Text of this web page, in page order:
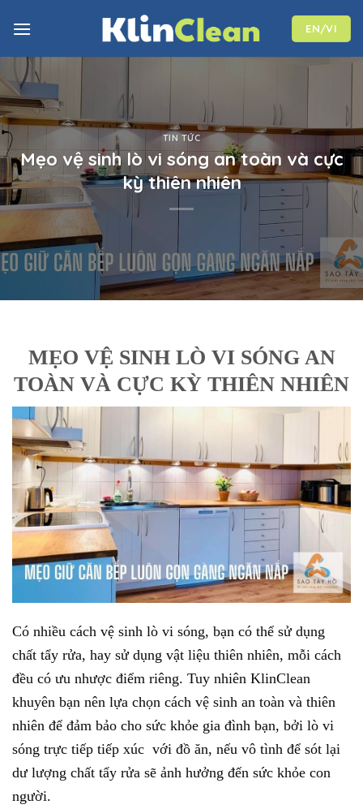
EN/VI
TIN TỨC
Mẹo vệ sinh lò vi sóng an toàn và cực
kỳ thiên nhiên
MẸO VỆ SINH LÒ VI SÓNG AN
TOÀN VÀ CỰC KỲ THIÊN NHIÊN
Có nhiều cách vệ sinh lò vi sóng, bạn có thể sử dụng
chất tẩy rửa, hay sử dụng vật liệu thiên nhiên, mỗi cách
đều có ưu nhược điểm riêng. Tuy nhiên KlinClean
khuyên bạn nên lựa chọn cách vệ sinh an toàn và thiên
nhiên để đảm bảo cho sức khỏe gia đình bạn, bởi lò vi
sóng trực tiếp tiếp xúc với đồ ăn, nếu vô tình để sót lại
dư lượng chất tẩy rửa sẽ ảnh hưởng đến sức khỏe con
người.